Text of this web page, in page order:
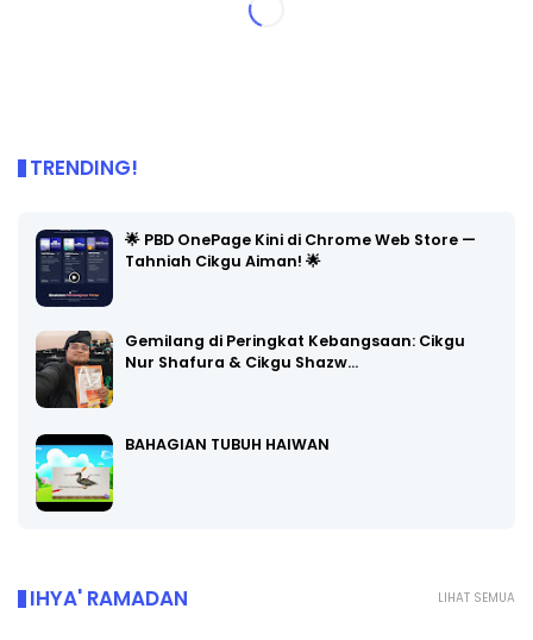
TRENDING!
🌟 PBD OnePage Kini di Chrome Web Store —
Tahniah Cikgu Aiman! 🌟
Gemilang di Peringkat Kebangsaan: Cikgu
Nur Shafura & Cikgu Shazw…
BAHAGIAN TUBUH HAIWAN
LIHAT SEMUA
IHYA' RAMADAN